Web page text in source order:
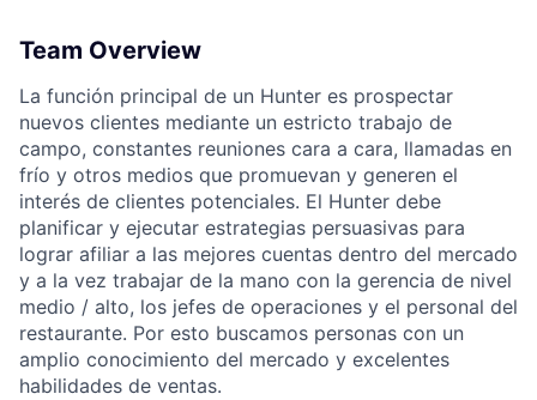
ACME Homepage
Team Overview
La función principal de un Hunter es prospectar
nuevos clientes mediante un estricto trabajo de
campo, constantes reuniones cara a cara, llamadas en
frío y otros medios que promuevan y generen el
interés de clientes potenciales. El Hunter debe
planificar y ejecutar estrategias persuasivas para
lograr afiliar a las mejores cuentas dentro del mercado
y a la vez trabajar de la mano con la gerencia de nivel
medio / alto, los jefes de operaciones y el personal del
restaurante. Por esto buscamos personas con un
amplio conocimiento del mercado y excelentes
habilidades de ventas.